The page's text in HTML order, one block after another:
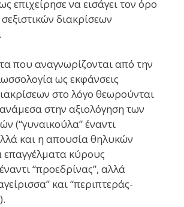
επιχείρησε να εισάγει τον όρο
διακρίσεων
που αναγνωρίζονται από την
ως εκφάνσεις
στο λόγο θεωρούνται
στην αξιολόγηση των
(“γυναικούλα” έναντι
και η απουσία θηλυκών
επαγγέλματα κύρους
“προεδρίνας”, αλλά
και “περιπτεράς-